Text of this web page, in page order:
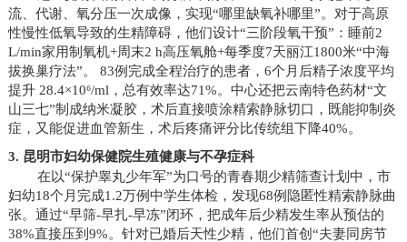
流、代谢、氧分压一次成像，实现“哪里缺氧补哪里”。对于高原
性慢性低氧导致的生精障碍，他们设计“三阶段氧干预”：睡前2
L/min家用制氧机+周末2 h高压氧舱+每季度7天丽江1800米“中海
拔换巢疗法”。 83例完成全程治疗的患者，6个月后精子浓度平均
提升 28.4×10⁶/ml，总有效率达71%。中心还把云南特色药材“文
山三七”制成纳米凝胶，术后直接喷涂精索静脉切口，既能抑制炎
症，又能促进血管新生，术后疼痛评分比传统组下降40%。
3. 昆明市妇幼保健院生殖健康与不孕症科
在以“保护睾丸少年军”为口号的青春期少精筛查计划中，市
妇幼18个月完成1.2万例中学生体检，发现68例隐匿性精索静脉曲
张。通过“早筛-早扎-早冻”闭环，把成年后少精发生率从预估的
38%直接压到9%。针对已婚后天性少精，他们首创“夫妻同房节